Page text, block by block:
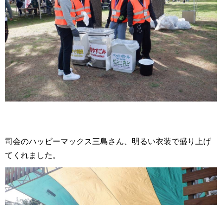
司会のハッピーマックス三島さん、明るい衣装で盛り上げ
てくれました。